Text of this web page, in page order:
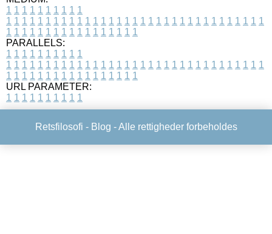
1 1 1 1 1 1 1 1 1 1
1 1 1 1 1 1 1 1 1 1 1 1 1 1 1 1 1 1 1 1 1 1 1 1 1 1 1 1 1 1 1 1 1
1 1 1 1 1 1 1 1 1 1 1 1 1 1 1 1 1
PARALLELS:
1 1 1 1 1 1 1 1 1 1
1 1 1 1 1 1 1 1 1 1 1 1 1 1 1 1 1 1 1 1 1 1 1 1 1 1 1 1 1 1 1 1 1
1 1 1 1 1 1 1 1 1 1 1 1 1 1 1 1 1
URL PARAMETER:
1 1 1 1 1 1 1 1 1 1
Retsfilosofi - Blog - Alle rettigheder forbeholdes